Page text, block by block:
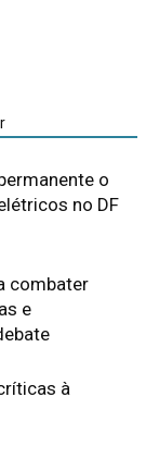
o
no DF
combater
e
à